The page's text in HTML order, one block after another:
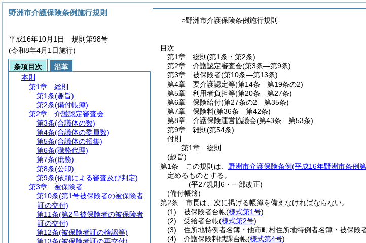
○野洲市介護保険条例施行規則
目次
第1章
総則 (第1条・第2条)
第2章
介護認定審査会(第3条―第9条)
第3章
被保険者(第10条―第13条)
第4章
要介護認定等(第14条―第19条の2)
第5章
利用者負担等(第20条―第27条)
第6章
保険給付(第27条の2―第35条)
第7章
保険料(第36条―第42条)
第8章
介護保険運営協議会(第43条―第53条)
第9章
雑則 (第54条)
付則
第1章
総則
(趣旨)
第1条
この規則は、 野洲市介護保険条例(平成16年野洲市条例
定めるものとする。
(平27規則6・一部改正)
(備付帳簿)
第2条
市長は、次に掲げる帳簿を備えなければならない。
(1)
被保険者台帳(様式第1号)
(2)
受給者台帳(様式第2号)
(3)
住所地特例者名簿・他市町村住所地特例者名簿・被保険
(4)
介護保険料賦課台帳(様式第4号)
野洲市介護保険条例施行規則
平成16年10月1日 規則第98号
(令和8年4月1日施行)
条項目次
沿革
本則
第1章
総則
第1条(趣旨)
第2条(備付帳簿)
第2章
介護認定審査会
第3条(合議体の数)
第4条(合議体の委員数)
第5条(合議体の招集)
第6条(職務代理)
第7条(庶務)
第8条(公印)
第9条(依頼による審査及び判定)
第3章
被保険者
第10条(第1号被保険者の被保険者
証の交付)
第11条(第2号被保険者の被保険者
証の交付)
第12条(被保険者証の検認等)